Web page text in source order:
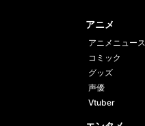
アニメ
アニメニュース
コミック
グッズ
声優
Vtuber